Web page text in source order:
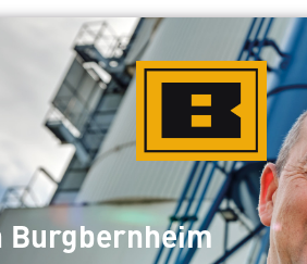
Burgbernheim